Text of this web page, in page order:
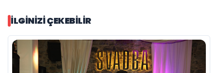
İLGINIZI ÇEKEBILIR